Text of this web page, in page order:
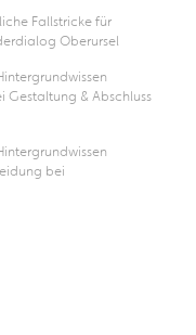
Fallstricke für
Oberursel
Gestaltung & Abschluss
bei